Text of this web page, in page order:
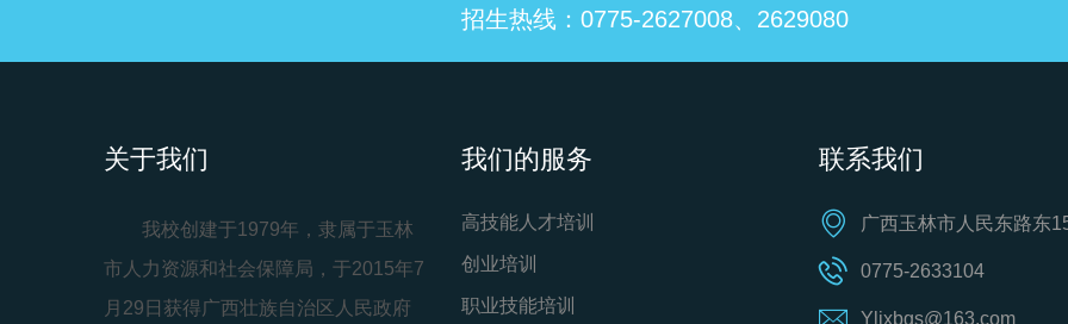
招生热线：0775-2627008、2629080
关于我们
我校创建于1979年，隶属于玉林
市人力资源和社会保障局，于2015年7
月29日获得广西壮族自治区人民政府
我们的服务
高技能人才培训
创业培训
职业技能培训
联系我们
广西玉林市人民东路东
0775-2633104
Yljxbgs@163.com